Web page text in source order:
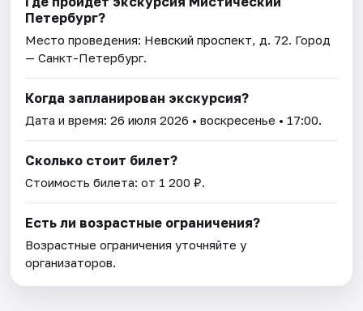
Петербург?
Место проведения: Невский проспект, д. 72. Город
— Санкт-Петербург.
Когда запланирован экскурсия?
Дата и время:26 июля 2026 • воскресенье • 17:00.
Сколько стоит билет?
Стоимость билета: от 1 200 ₽.
Есть ли возрастные ограничения?
Возрастные ограничения уточняйте у
организаторов.